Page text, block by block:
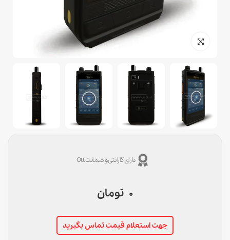
دارای گارانتی و ضمانت Ott
0 تومان
جهت استعلام قیمت تماس بگیرید